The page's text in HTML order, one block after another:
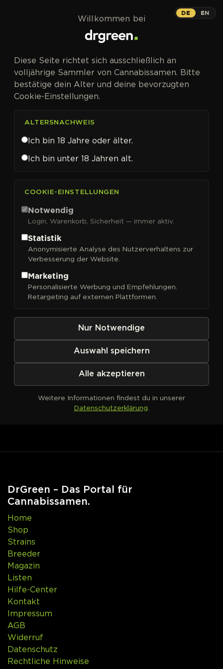
CANNABISSAMEN VON DR KRIPPLING KAUFEN
Dr Krippling
Kein Produkt definiert
DrGreen – Das Portal für
Cannabissamen.
Home
Shop
Strains
Breeder
Magazin
Listen
Hilfe-Center
Kontakt
Impressum
AGB
Widerruf
Datenschutz
Rechtliche Hinweise
DE EN
Willkommen bei
Diese Seite richtet sich ausschließlich an
volljährige Sammler von Cannabissamen. Bitte
bestätige dein Alter und deine bevorzugten
Cookie-Einstellungen.
ALTERSNACHWEIS
Ich bin 18 Jahre oder älter.
Ich bin unter 18 Jahren alt.
COOKIE-EINSTELLUNGEN
Notwendig
Login, Warenkorb, Sicherheit — immer aktiv.
Statistik
Anonymisierte Analyse des Nutzerverhaltens zur
Verbesserung der Website.
Marketing
Personalisierte Werbung und Empfehlungen.
Retargeting auf externen Plattformen.
Nur Notwendige
Auswahl speichern
Alle akzeptieren
Weitere Informationen findest du in unserer
Datenschutzerklärung